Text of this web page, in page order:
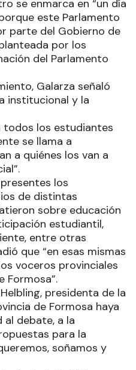
se enmarca en “un día
este Parlamento
parte del Gobierno de
por los
del Parlamento
Galarza señaló
institucional y la
todos los estudiantes
se llama a
a quiénes los van a
los
de distintas
sobre educación
estudiantil,
entre otras
que “en esas mismas
voceros provinciales
Formosa”.
presidenta de la
de Formosa haya
debate, a la
para la
soñamos y